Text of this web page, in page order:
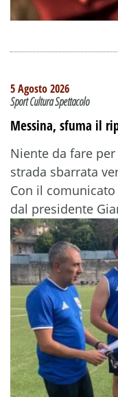
5 Agosto 2026
Sport Cultura Spettacolo
Messina, sfuma il
Niente da fare
strada sbarrata
Con il
dal presidente